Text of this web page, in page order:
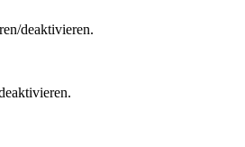
deaktivieren.